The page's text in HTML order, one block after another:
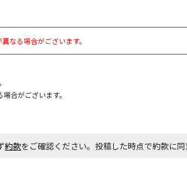
なる場合がございます。
合がございます。
約款をご確認ください。投稿した時点で約款